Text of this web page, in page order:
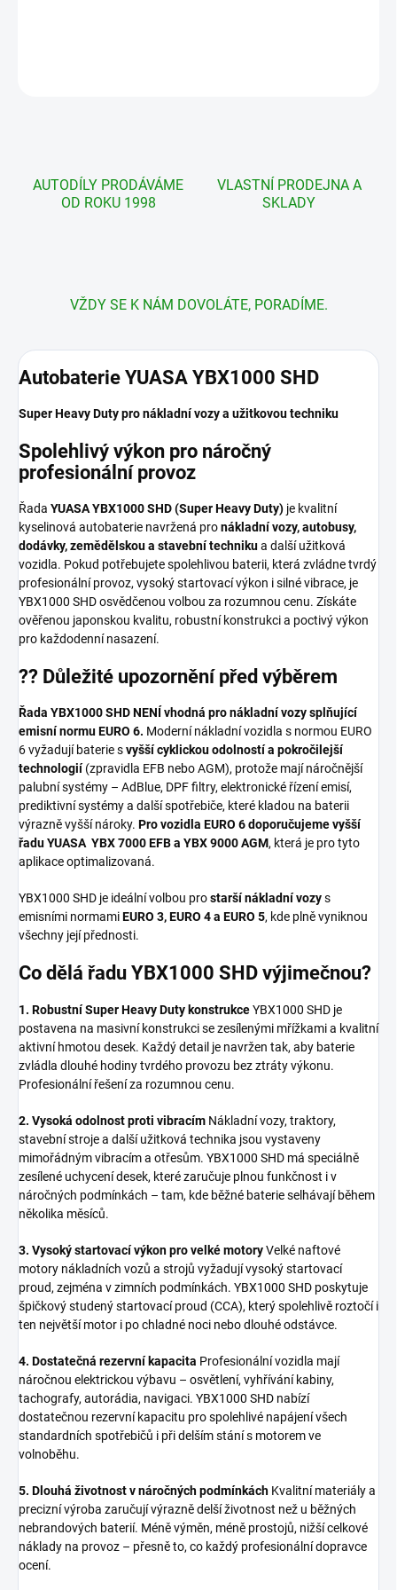
AUTODÍLY PRODÁVÁME
OD ROKU 1998
VLASTNÍ PRODEJNA A
SKLADY
VŽDY SE K NÁM DOVOLÁTE, PORADÍME.
Autobaterie YUASA YBX1000 SHD
Super Heavy Duty pro nákladní vozy a užitkovou techniku
Spolehlivý výkon pro náročný
profesionální provoz
Řada YUASA YBX1000 SHD (Super Heavy Duty) je kvalitní
kyselinová autobaterie navržená pronákladní vozy, autobusy,
dodávky, zemědělskou a stavební technikua další užitková
vozidla. Pokud potřebujete spolehlivou baterii, která zvládne tvrdý
profesionální provoz, vysoký startovací výkon i silné vibrace, je
YBX1000 SHD osvědčenou volbou za rozumnou cenu. Získáte
ověřenou japonskou kvalitu, robustní konstrukci a poctivý výkon
pro každodenní nasazení.
?? Důležité upozornění před výběrem
Řada YBX1000 SHD NENÍ vhodná pro nákladní vozy splňující
emisní normu EURO 6. Moderní nákladní vozidla s normou EURO
6 vyžadují baterie svyšší cyklickou odolností a pokročilejší
technologií(zpravidla EFB nebo AGM), protože mají náročnější
palubní systémy – AdBlue, DPF filtry, elektronické řízení emisí,
prediktivní systémy a další spotřebiče, které kladou na baterii
výrazně vyšší nároky. Pro vozidla EURO 6 doporučujeme vyšší
řadu YUASA YBX 7000 EFB a YBX 9000 AGM, která je pro tyto
aplikace optimalizovaná.
YBX1000 SHD je ideální volbou prostarší nákladní vozys
emisními normamiEURO 3, EURO 4 a EURO 5, kde plně vyniknou
všechny její přednosti.
Co dělá řadu YBX1000 SHD výjimečnou?
1. Robustní Super Heavy Duty konstrukceYBX1000 SHD je
postavena na masivní konstrukci se zesílenými mřížkami a kvalitní
aktivní hmotou desek. Každý detail je navržen tak, aby baterie
zvládla dlouhé hodiny tvrdého provozu bez ztráty výkonu.
Profesionální řešení za rozumnou cenu.
2. Vysoká odolnost proti vibracím Nákladní vozy, traktory,
stavební stroje a další užitková technika jsou vystaveny
mimořádným vibracím a otřesům. YBX1000 SHD má speciálně
zesílené uchycení desek, které zaručuje plnou funkčnost i v
náročných podmínkách – tam, kde běžné baterie selhávají během
několika měsíců.
3. Vysoký startovací výkon pro velké motoryVelké naftové
motory nákladních vozů a strojů vyžadují vysoký startovací
proud, zejména v zimních podmínkách. YBX1000 SHD poskytuje
špičkový studený startovací proud (CCA), který spolehlivě roztočí i
ten největší motor i po chladné noci nebo dlouhé odstávce.
4. Dostatečná rezervní kapacita Profesionální vozidla mají
náročnou elektrickou výbavu – osvětlení, vyhřívání kabiny,
tachografy, autorádia, navigaci. YBX1000 SHD nabízí
dostatečnou rezervní kapacitu pro spolehlivé napájení všech
standardních spotřebičů i při delším stání s motorem ve
volnoběhu.
5. Dlouhá životnost v náročných podmínkách Kvalitní materiály a
precizní výroba zaručují výrazně delší životnost než u běžných
nebrandových baterií. Méně výměn, méně prostojů, nižší celkové
náklady na provoz – přesně to, co každý profesionální dopravce
ocení.